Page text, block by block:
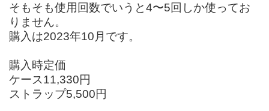
そもそも使用回数でいうと4〜5回しか使ってお
りません。
購入は2023年10月です。
購入時定価
ケース11,330円
ストラップ5,500円